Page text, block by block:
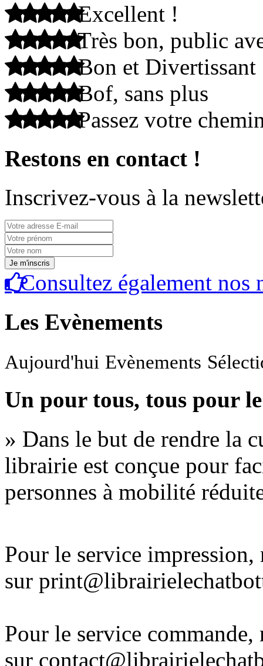
Excellent !
Très bon, public
Bon et Divertissant
Bof, sans plus
Passez votre
Restons en contact !
Inscrivez-vous à la
Consultez également nos
Les Evènements
Aujourd'hui Evènements
Un pour tous, tous pour
» Dans le but de rendre la
librairie est conçue pour
personnes à mobilité
Pour le service
sur
Pour le service
sur